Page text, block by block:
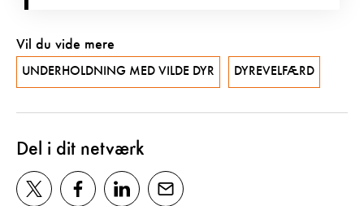
Vil du vide mere
UNDERHOLDNING MED VILDE DYR DYREVELFÆRD
Del i dit netværk